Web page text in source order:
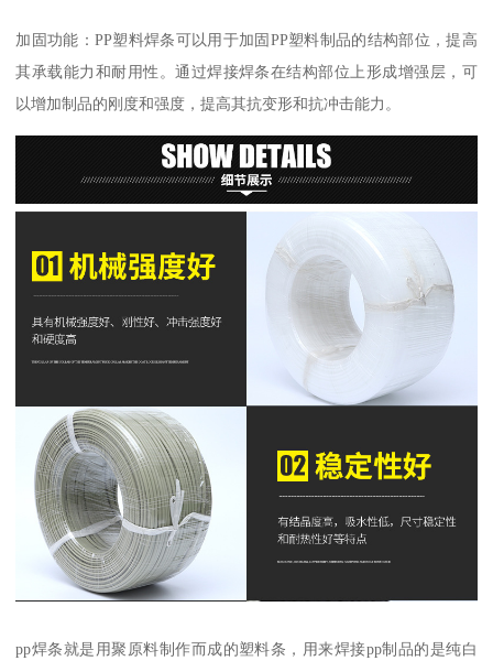
加固功能：PP塑料焊条可以用于加固PP塑料制品的结构部位，提高
其承载能力和耐用性。通过焊接焊条在结构部位上形成增强层，可
以增加制品的刚度和强度，提高其抗变形和抗冲击能力。
pp焊条就是用聚原料制作而成的塑料条，用来焊接pp制品的是纯白